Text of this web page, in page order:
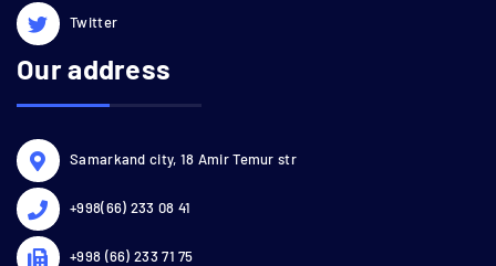
Twitter
Our address
Samarkand city, 18 Amir Temur str
+998(66) 233 08 41
+998 (66) 233 71 75